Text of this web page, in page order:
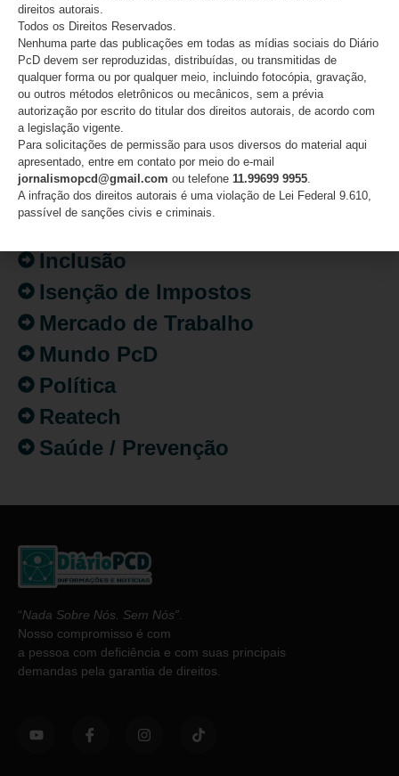
CATEGORIAS
Acessibilidade
Artigo/Opinião
Atualidades
Destaques
Inclusão
Isenção de Impostos
Mercado de Trabalho
Mundo PcD
Política
Reatech
Saúde / Prevenção
“Nada Sobre Nós. Sem Nós”
Nosso compromisso é com
a pessoa com deficiência e com suas principais
demandas pela garantia de direitos.
direitos autorais.
Todos os Direitos Reservados.
Nenhuma parte das publicações em todas as mídias sociais do Diário
PcD devem ser reproduzidas, distribuídas, ou transmitidas de
qualquer forma ou por qualquer meio, incluindo fotocópia, gravação,
ou outros métodos eletrônicos ou mecânicos, sem a prévia
autorização por escrito do titular dos direitos autorais, de acordo com
a legislação vigente.
Para solicitações de permissão para usos diversos do material aqui
apresentado, entre em contato por meio do e-mail
jornalismopcd@gmail.com ou telefone 11.99699 9955
A infração dos direitos autorais é uma violação de Lei Federal 9.610,
passível de sanções civis e criminais.